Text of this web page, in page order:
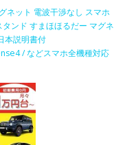
ネット 電波干渉なし スマホ
ンド すまほほるだー マグネ
本説明書付
/ などスマホ全機種対応